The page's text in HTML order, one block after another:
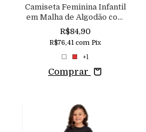
Camiseta Feminina Infantil
em Malha de Algodão com
Gola em Ribana e Bordada
Macutie
R$84,90
R$76,41 com Pix
+1
Comprar